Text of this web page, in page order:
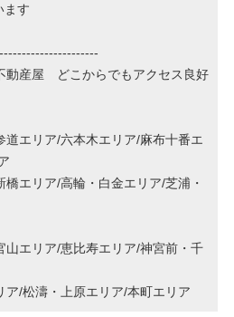
ます
動産屋 どこからでもアクセス良好
エリア/六本木エリア/麻布十番エ
/高輪・白金エリア/芝浦・
エリア/恵比寿エリア/神宮前・千
上原エリア/本町エリア